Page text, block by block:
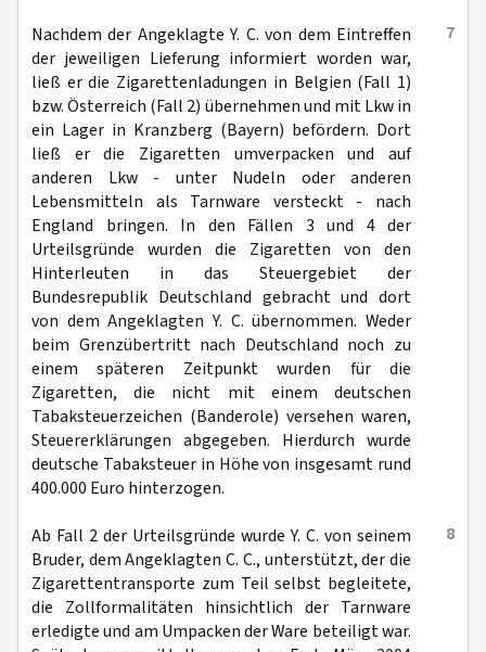
7
Nachdem der Angeklagte Y. C. von dem Eintreffen
der jeweiligen Lieferung informiert worden war,
ließ er die Zigarettenladungen in Belgien (Fall 1)
bzw. Österreich (Fall 2) übernehmen und mit Lkw in
ein Lager in Kranzberg (Bayern) befördern. Dort
ließ er die Zigaretten umverpacken und auf
anderen Lkw - unter Nudeln oder anderen
Lebensmitteln als Tarnware versteckt - nach
England bringen. In den Fällen 3 und 4 der
Urteilsgründe wurden die Zigaretten von den
Hinterleuten in das Steuergebiet der
Bundesrepublik Deutschland gebracht und dort
von dem Angeklagten Y. C. übernommen. Weder
beim Grenzübertritt nach Deutschland noch zu
einem späteren Zeitpunkt wurden für die
Zigaretten, die nicht mit einem deutschen
Tabaksteuerzeichen (Banderole) versehen waren,
Steuererklärungen abgegeben. Hierdurch wurde
deutsche Tabaksteuer in Höhe von insgesamt rund
400.000 Euro hinterzogen.
8
Ab Fall 2 der Urteilsgründe wurde Y. C. von seinem
Bruder, dem Angeklagten C. C., unterstützt, der die
Zigarettentransporte zum Teil selbst begleitete,
die Zollformalitäten hinsichtlich der Tarnware
erledigte und am Umpacken der Ware beteiligt war.